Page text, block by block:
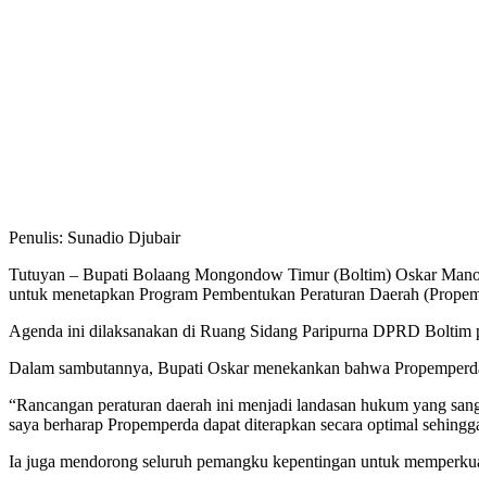
Penulis: Sunadio Djubair
Tutuyan – Bupati Bolaang Mongondow Timur (Boltim) Oskar
untuk menetapkan Program Pembentukan Peraturan Daerah
Agenda ini dilaksanakan di Ruang Sidang Paripurna DPRD Boltim
Dalam sambutannya, Bupati Oskar menekankan bahwa
“Rancangan peraturan daerah ini menjadi landasan hukum yang
saya berharap Propemperda dapat diterapkan secara optimal
Ia juga mendorong seluruh pemangku kepentingan untuk